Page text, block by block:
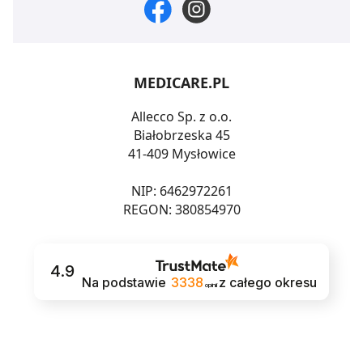
MEDICARE.PL
Allecco Sp. z o.o.
Białobrzeska 45
41-409 Mysłowice
NIP: 6462972261
REGON: 380854970
4.9
Na podstawie 3338 opinii z całego okresu